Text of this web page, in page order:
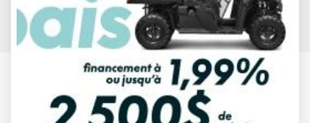
RANCHER 420 VERT FORÊT